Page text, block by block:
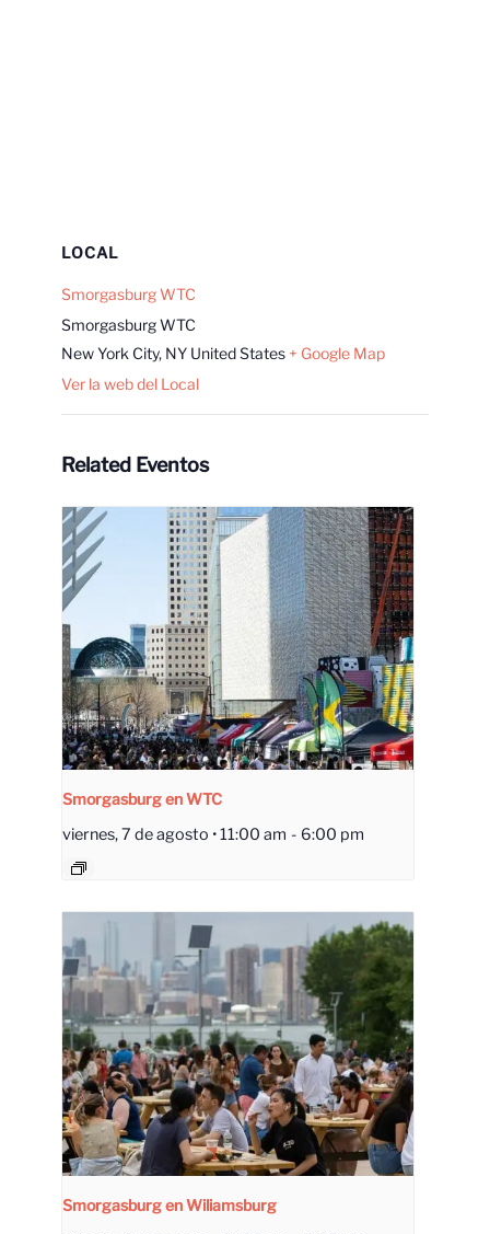
LOCAL
Smorgasburg WTC
Smorgasburg WTC
New York City, NY United States + Google Map
Ver la web del Local
Related Eventos
Smorgasburg en WTC
viernes, 7 de agosto • 11:00 am - 6:00 pm
Smorgasburg en Wiliamsburg